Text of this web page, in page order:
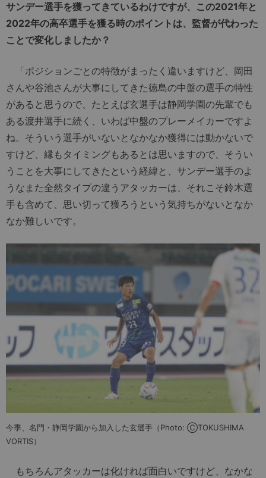
サンデー選手を獲ってきているわけですが、この2021年と
2022年の高卒選手を獲る時のポイントは、監督が代わった
ことで変化しましたか？
「ポジションごとの特徴がまったく違いますけど、岡田
さんや谷池さんが大事にしてきた徳島の中盤の選手の特性
があると思うので、たとえば玄選手は静岡学園の先輩でも
ある渡井選手に続く、いわば中盤のプレーメイカーですよ
ね。そういう選手がいないとなかなか獲得には動かないで
すけど、縁もタイミングもあるとは思いますので、そうい
うことを大事にしてきたという経緯と、サンデー選手のよ
うなまた全然タイプの違うアタッカーは、それこそ鈴木選
手も含めて、思い切って獲ろうという気持ちがないとなか
なか難しいです。
今季、名門・静岡学園から加入した玄選手（Photo: ⒸTOKUSHIMA
VORTIS）
もちろんアタッカーは化ければ面白いですけど、なかな